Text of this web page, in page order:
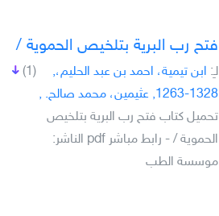
فتح رب البرية بتلخيص الحموية /‎‎‎
(1) لـِ:
ابن تيمية، احمد بن عبد الحليم،‎‎‎,
1263-1328, عثيمين، محمد صالح. ‎‎‎,
تحميل كتاب فتح رب البرية بتلخيص
الحموية /‎‎‎ - رابط مباشر pdf الناشر:
موسسة الطب